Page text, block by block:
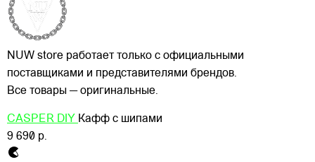
NUW store работает только с официальными
поставщиками и представителями брендов.
Все товары — оригинальные.
CASPER DIY Кафф с шипами
9 690 р.